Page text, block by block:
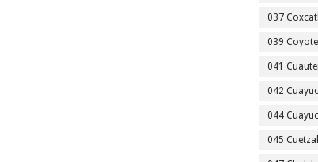
037
039
041
042
044
045